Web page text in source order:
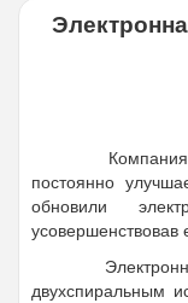
Компания
постоянно
обновили
усовершенствовав
двухспиральным